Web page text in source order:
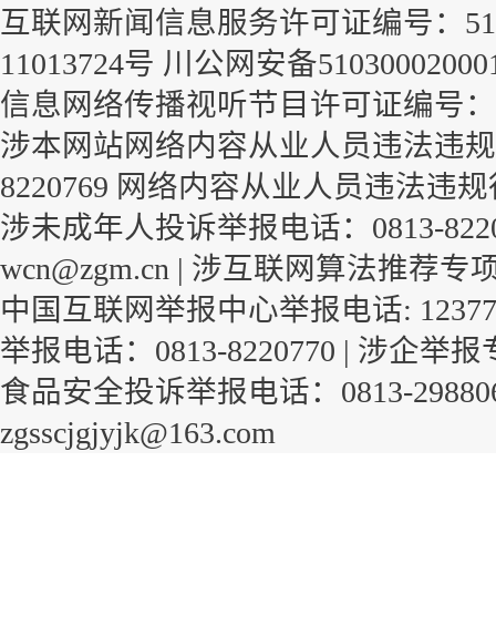
互联网新闻信息服务许可证编号：
11013724号 川公网安备
信息网络传播视听节目许可证编号：
涉本网站网络内容从业人员违法违
8220769 网络内容从业人员违法违
涉未成年人投诉举报电话：0813-
wcn@zgm.cn | 涉互联网算法推荐专
中国互联网举报中心举报电话:
举报电话：0813-8220770 | 涉企举报
食品安全投诉举报电话：0813-
zgsscjgjyjk@163.com